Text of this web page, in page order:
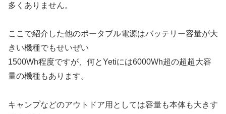
多くありません。
ここで紹介した他のポータブル電源はバッテリー容量が大
きい機種でもせいぜい
1500Wh程度ですが、何とYetiには6000Wh超の超超大容
量の機種もあります。
キャンプなどのアウトドア用としては容量も本体も大きす